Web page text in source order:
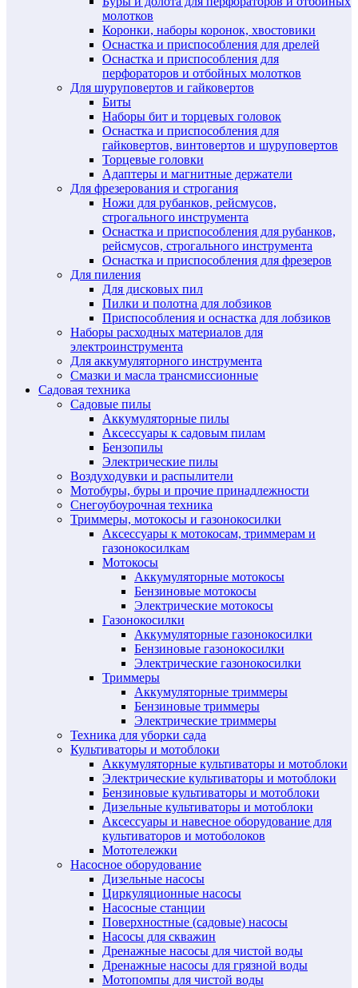
молотков
Коронки, наборы коронок, хвостовики
Оснастка и приспособления для дрелей
Оснастка и приспособления для
перфораторов и отбойных молотков
Для шуруповертов и гайковертов
Биты
Наборы бит и торцевых головок
Оснастка и приспособления для
гайковертов, винтовертов и шуруповертов
Торцевые головки
Адаптеры и магнитные держатели
Для фрезерования и строгания
Ножи для рубанков, рейсмусов,
строгального инструмента
Оснастка и приспособления для рубанков,
рейсмусов, строгального инструмента
Оснастка и приспособления для фрезеров
Для пиления
Для дисковых пил
Пилки и полотна для лобзиков
Приспособления и оснастка для лобзиков
Наборы расходных материалов для
электроинструмента
Для аккумуляторного инструмента
Смазки и масла трансмиссионные
Садовая техника
Садовые пилы
Аккумуляторные пилы
Аксессуары к садовым пилам
Бензопилы
Электрические пилы
Воздуходувки и распылители
Мотобуры, буры и прочие принадлежности
Снегоубоурочная техника
Триммеры, мотокосы и газонокосилки
Аксессуары к мотокосам, триммерам и
газонокосилкам
Мотокосы
Аккумуляторные мотокосы
Бензиновые мотокосы
Электрические мотокосы
Газонокосилки
Аккумуляторные газонокосилки
Бензиновые газонокосилки
Электрические газонокосилки
Триммеры
Аккумуляторные триммеры
Бензиновые триммеры
Электрические триммеры
Техника для уборки сада
Культиваторы и мотоблоки
Аккумуляторные культиваторы и мотоблоки
Электрические культиваторы и мотоблоки
Бензиновые культиваторы и мотоблоки
Дизельные культиваторы и мотоблоки
Аксессуары и навесное оборудование для
культиваторов и мотоболоков
Мототележки
Насосное оборудование
Дизельные насосы
Циркуляционные насосы
Насосные станции
Поверхностные (садовые) насосы
Насосы для скважин
Дренажные насосы для чистой воды
Дренажные насосы для грязной воды
Мотопомпы для чистой воды